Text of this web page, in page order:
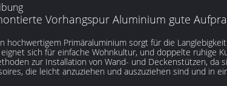
Vorhangspur Aluminium gute
hochwertigem Primäraluminium sorgt für die
sich für einfache Wohnkultur, und doppelte ruhige
zur Installation von Wand- und Deckenstützen, da
die leicht anzuziehen und auszuziehen sind und in